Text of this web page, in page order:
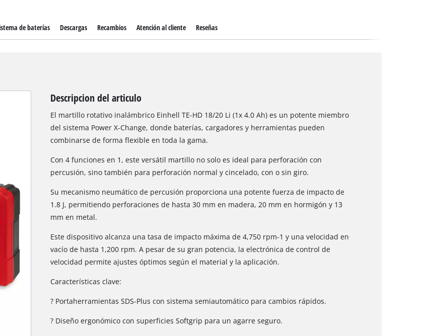
de baterías Descargas Recambios Atención al cliente Reseñas
Descripcion del articulo
El martillo rotativo inalámbrico Einhell TE-HD 18/20 Li (1x 4.0 Ah) es un potente miembro
del sistema Power X-Change, donde baterías, cargadores y herramientas pueden
combinarse de forma flexible en toda la gama.
Con 4 funciones en 1, este versátil martillo no solo es ideal para perforación con
percusión, sino también para perforación normal y cincelado, con o sin giro.
Su mecanismo neumático de percusión proporciona una potente fuerza de impacto de
1.8 J, permitiendo perforaciones de hasta 30 mm en madera, 20 mm en hormigón y 13
mm en metal.
Este dispositivo alcanza una tasa de impacto máxima de 4,750 rpm-1 y una velocidad en
vacío de hasta 1,200 rpm. A pesar de su gran potencia, la electrónica de control de
velocidad permite ajustes óptimos según el material y la aplicación.
Características clave:
? Portaherramientas SDS-Plus con sistema semiautomático para cambios rápidos.
? Diseño ergonómico con superficies Softgrip para un agarre seguro.